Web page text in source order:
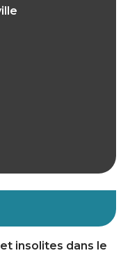
insolites dans le